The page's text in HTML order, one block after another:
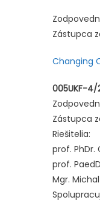
Zástupca
Changing
005UKF-
Zástupca
Riešitelia:
prof. PhDr.
prof.
Mgr.